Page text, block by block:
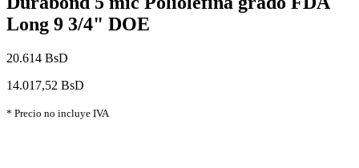
Long 9 3/4" DOE
20.614 BsD
14.017,52 BsD
* Precio no incluye IVA